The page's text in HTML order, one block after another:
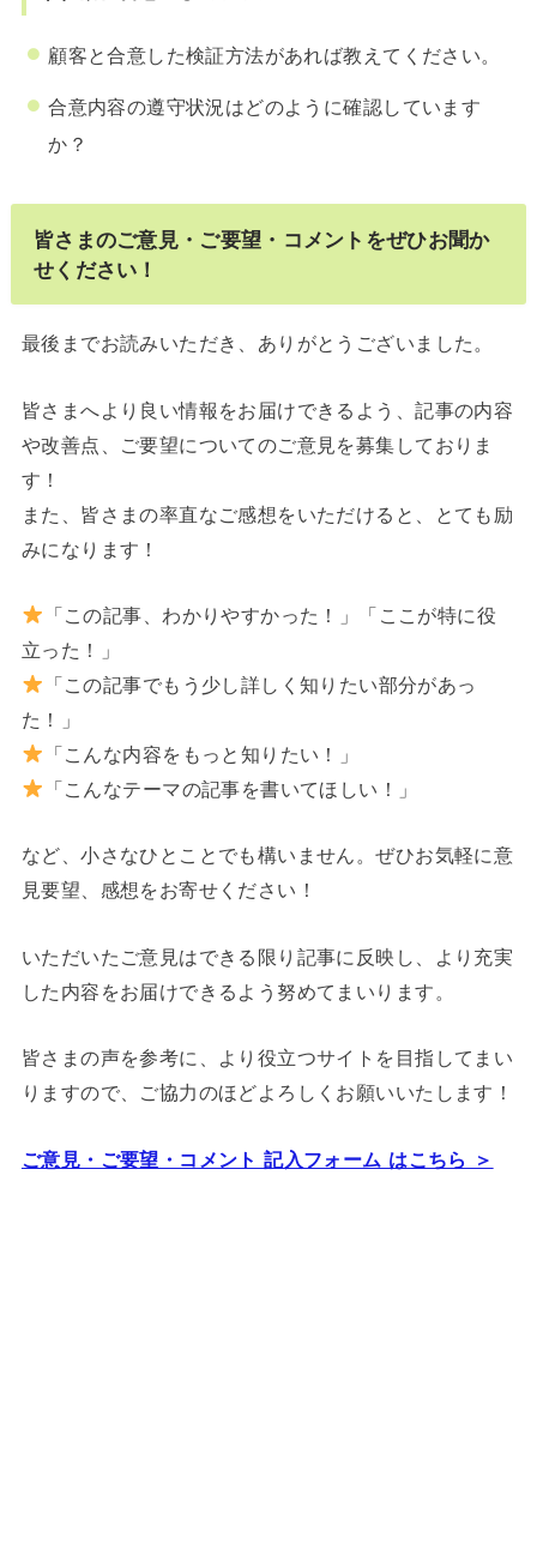
顧客と合意した検証方法があれば教えてください。
合意内容の遵守状況はどのように確認しています
か？
皆さまのご意見・ご要望・コメントをぜひお聞か
せください！
最後までお読みいただき、ありがとうございました。
皆さまへより良い情報をお届けできるよう、記事の内容
や改善点、ご要望についてのご意見を募集しておりま
す！
また、皆さまの率直なご感想をいただけると、とても励
みになります！
「この記事、わかりやすかった！」「ここが特に役
立った！」
「この記事でもう少し詳しく知りたい部分があっ
た！」
「こんな内容をもっと知りたい！」
「こんなテーマの記事を書いてほしい！」
など、小さなひとことでも構いません。ぜひお気軽に意
見要望、感想をお寄せください！
いただいたご意見はできる限り記事に反映し、より充実
した内容をお届けできるよう努めてまいります。
皆さまの声を参考に、より役立つサイトを目指してまい
りますので、ご協力のほどよろしくお願いいたします！
ご意見・ご要望・コメント 記入フォーム はこちら ＞